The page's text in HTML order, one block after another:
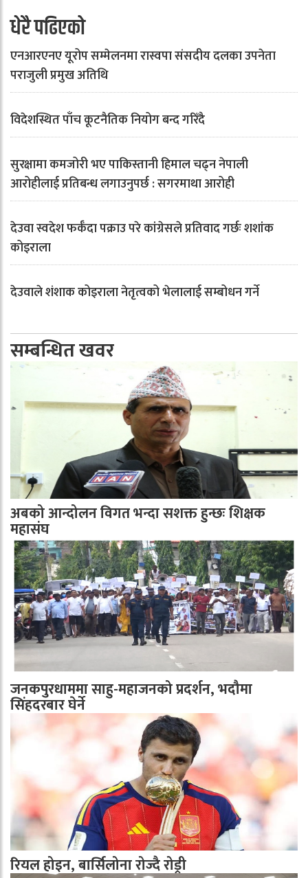
धेरै पढिएको
एनआरएनए यूरोप सम्मेलनमा रास्वपा संसदीय दलका उपनेता
पराजुली प्रमुख अतिथि
विदेशस्थित पाँच कूटनैतिक नियोग बन्द गरिँदै
सुरक्षामा कमजोरी भए पाकिस्तानी हिमाल चढ्न नेपाली
आरोहीलाई प्रतिबन्ध लगाउनुपर्छ : सगरमाथा आरोही
देउवा स्वदेश फर्कँदा पक्राउ परे कांग्रेसले प्रतिवाद गर्छः शशांक
कोइराला
देउवाले शंशाक कोइराला नेतृत्वको भेलालाई सम्बोधन गर्ने
सम्बन्धित खवर
अबको आन्दोलन विगत भन्दा सशक्त हुन्छः शिक्षक
महासंघ
जनकपुरधाममा साहु-महाजनको प्रदर्शन, भदौमा
सिंहदरबार घेर्ने
रियल होइन, बार्सिलोना रोज्दै रोड्री